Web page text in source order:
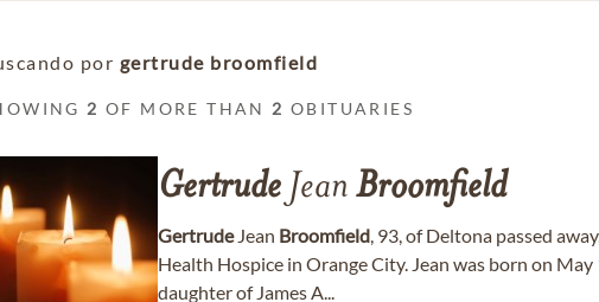
por gertrude broomfield
2 OF MORE THAN 2 OBITUARIES
Gertrude Jean Broomfield
GertrudeJean Broomfield, 93, of Deltona passed
Health Hospice in Orange City. Jean was born on
daughter of James A...